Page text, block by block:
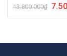
13.800.000₫ Giá
gốc
là: